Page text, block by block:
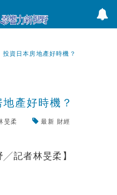
資日本房地產好時機？
產好時機？
旻柔 最新 財經
╱記者林旻柔】